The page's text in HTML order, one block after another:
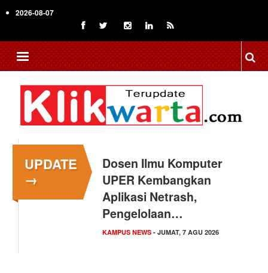
to
content
2026-08-07
UPDATE
→
Dosen Ilmu Komputer
UPER Kembangkan
Aplikasi Netrash,
Pengelolaan…
KAMPUS NEWS - JUMAT, 7 AGU 2026